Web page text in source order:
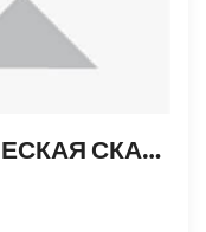
ШПИЦБЕРГЕН. АРКТИЧЕСКАЯ СКАЗКА